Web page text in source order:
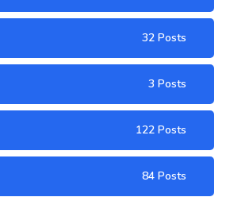
32 Posts
3 Posts
122 Posts
84 Posts